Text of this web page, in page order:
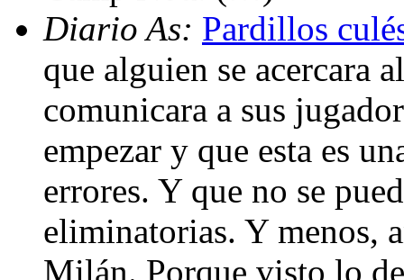
Diario As: Pardillos
que alguien se acercara
comunicara a sus
empezar y que esta es
errores. Y que no se
eliminatorias. Y menos,
Milán. Porque visto lo